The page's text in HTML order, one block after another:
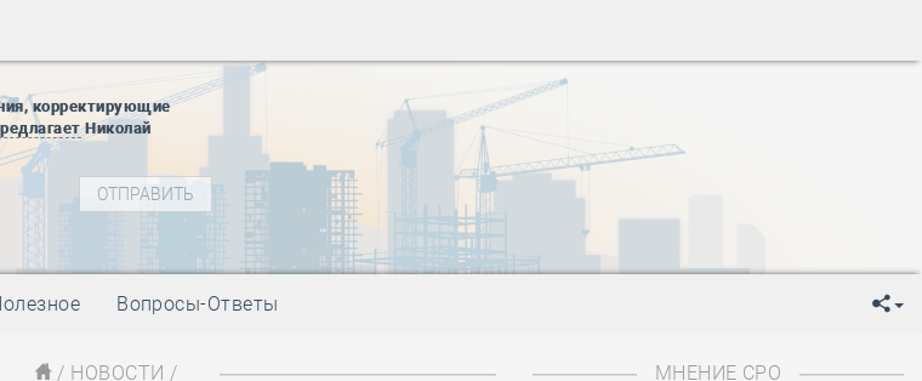
корректирующие
Николай
День Государственного флага Российской Федерации
-День знаний
-
День сотрудника органов внутренних дел РФ
27 января
День полного освобождения Ленинграда от фашистской
блокады
01 мая-
День Весны и Труда
09 мая -День Победы!
День Государственного флага Российской Федерации
Вопросы-Ответы
/ НОВОСТИ / МНЕНИЕ СРО